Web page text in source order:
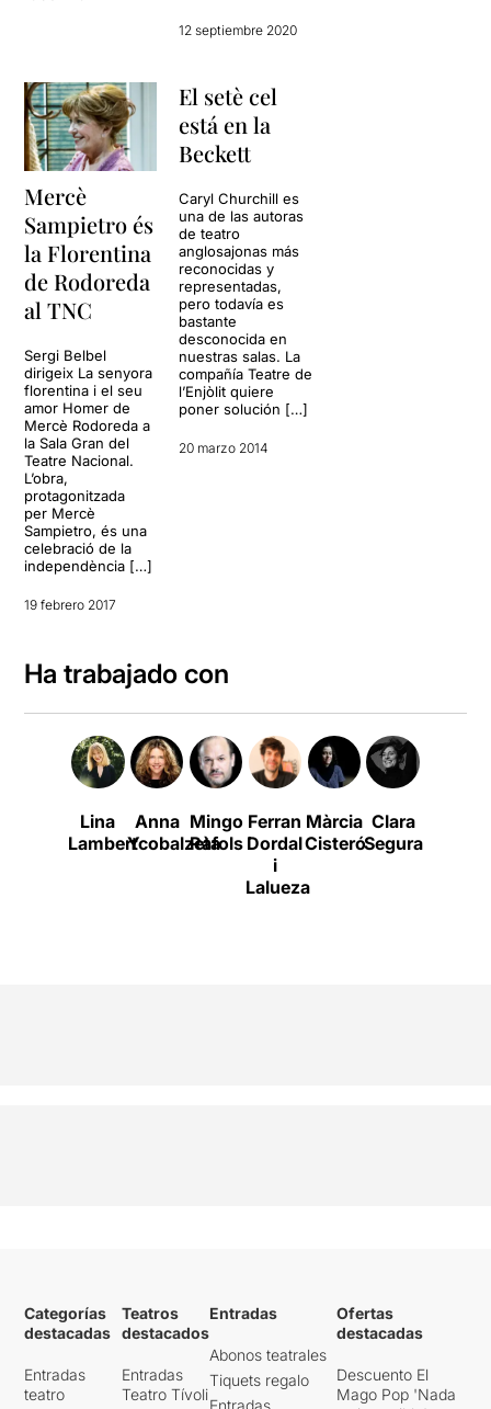
12 septiembre 2020
Mercè
Sampietro és
la Florentina
de Rodoreda
al TNC
Sergi Belbel
dirigeix La senyora
florentina i el seu
amor Homer de
Mercè Rodoreda a
la Sala Gran del
Teatre Nacional.
L’obra,
protagonitzada
per Mercè
Sampietro, és una
celebració de la
independència […]
19 febrero 2017
El setè cel
está en la
Beckett
Caryl Churchill es
una de las autoras
de teatro
anglosajonas más
reconocidas y
representadas,
pero todavía es
bastante
desconocida en
nuestras salas. La
compañía Teatre de
l’Enjòlit quiere
poner solución […]
20 marzo 2014
Ha trabajado con
Lina
Lambert
Anna
Ycobalzeta
Mingo
Ràfols
Ferran
Dordal
i
Lalueza
Màrcia
Cisteró
Clara
Segura
Categorías
destacadas
Entradas
teatro
Teatros
destacados
Entradas
Teatro Tívoli
Entradas
Abonos teatrales
Tiquets regalo
Ofertas
destacadas
Descuento El
Mago Pop 'Nada